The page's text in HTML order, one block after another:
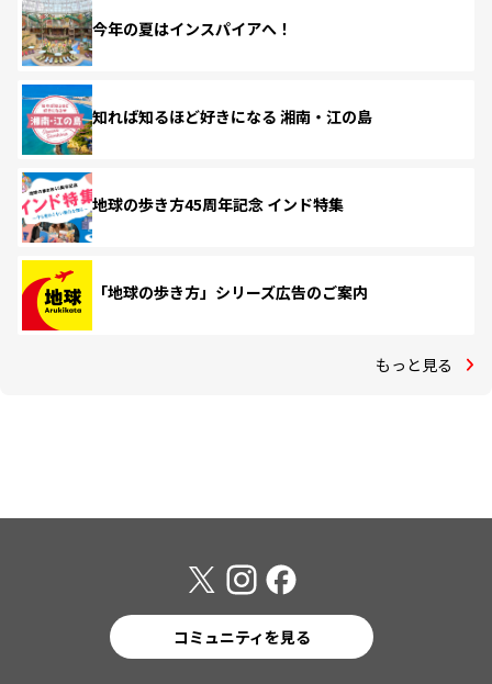
今年の夏はインスパイアへ！
知れば知るほど好きになる 湘南・江の島
地球の歩き方45周年記念 インド特集
「地球の歩き方」シリーズ広告のご案内
もっと見る
コミュニティを見る